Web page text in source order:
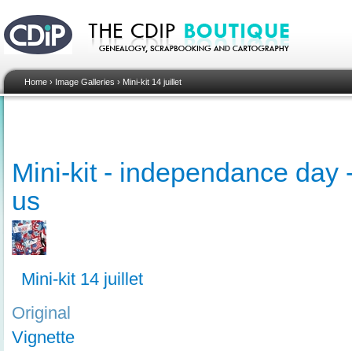
Home › Image Galleries › Mini-kit 14 juillet
Mini-kit - independance day
us
Mini-kit 14 juillet
Original
Vignette